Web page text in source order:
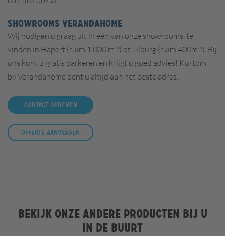
SHOWROOMS VERANDAHOME
Wij nodigen u graag uit in één van onze showrooms, te
vinden in Hapert (ruim 1.000 m2) of Tilburg (ruim 400m2). Bij
ons kunt u gratis parkeren en krijgt u goed advies! Kortom,
bij Verandahome bent u altijd aan het beste adres.
Contact opnemen
Offerte aanvragen
Bekijk onze andere producten bij u
in de buurt